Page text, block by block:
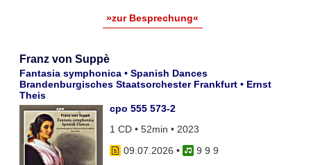
»zur Besprechung«
Franz von Suppè
Fantasia symphonica • Spanish Dances
Brandenburgisches Staatsorchester Frankfurt • Ernst
Theis
cpo 555 573-2
1 CD • 52min • 2023
09.07.2026 •
9 9 9